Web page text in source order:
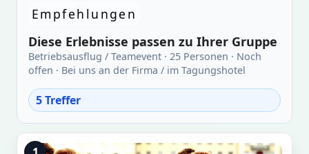
Empfehlungen
Diese Erlebnisse passen zu Ihrer Gruppe
Betriebsausflug / Teamevent · 25 Personen · Noch
offen · Bei uns an der Firma / im Tagungshotel
5 Treffer